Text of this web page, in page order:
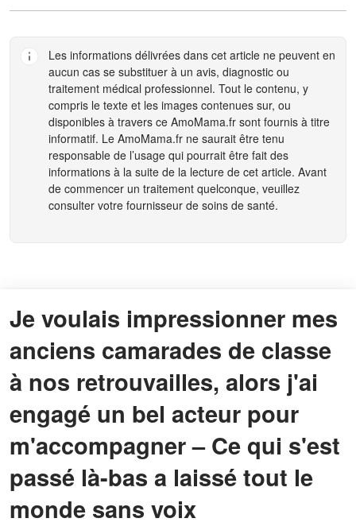
Les informations délivrées dans cet article ne peuvent en
aucun cas se substituer à un avis, diagnostic ou
traitement médical professionnel. Tout le contenu, y
compris le texte et les images contenues sur, ou
disponibles à travers ce AmoMama.fr sont fournis à titre
informatif. Le AmoMama.fr ne saurait être tenu
responsable de l’usage qui pourrait être fait des
informations à la suite de la lecture de cet article. Avant
de commencer un traitement quelconque, veuillez
consulter votre fournisseur de soins de santé.
Je voulais impressionner mes
anciens camarades de classe
à nos retrouvailles, alors j'ai
engagé un bel acteur pour
m'accompagner – Ce qui s'est
passé là-bas a laissé tout le
monde sans voix